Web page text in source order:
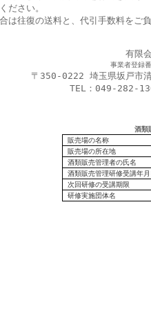
ださい。
は往復の送料と、代引手数料をご
有限
事業者登録
〒350-0222 埼玉県坂戸市
TEL：049-282-
酒類
販売場の名称
販売場の所在地
酒類販売管理者の氏名
酒類販売管理研修受講年月
次回研修の受講期限
研修実施団体名